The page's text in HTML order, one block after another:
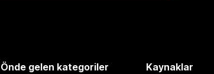
Önde gelen kategoriler Kaynaklar